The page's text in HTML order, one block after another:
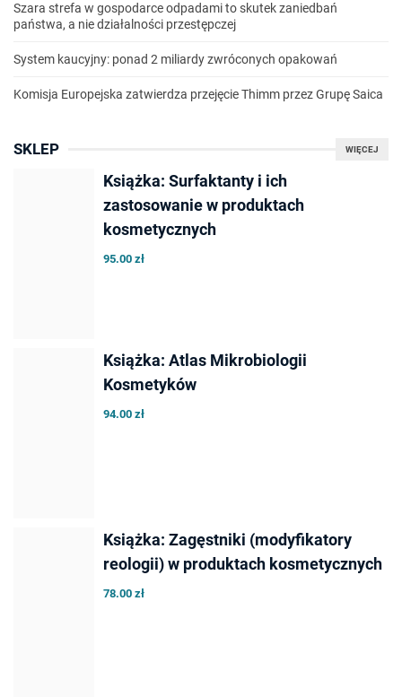
Szara strefa w gospodarce odpadami to skutek zaniedbań
państwa, a nie działalności przestępczej
System kaucyjny: ponad 2 miliardy zwróconych opakowań
Komisja Europejska zatwierdza przejęcie Thimm przez Grupę Saica
WIĘCEJ
SKLEP
Książka: Surfaktanty i ich
zastosowanie w produktach
kosmetycznych
95.00 zł
Książka: Atlas Mikrobiologii
Kosmetyków
94.00 zł
Książka: Zagęstniki (modyfikatory
reologii) w produktach kosmetycznych
78.00 zł